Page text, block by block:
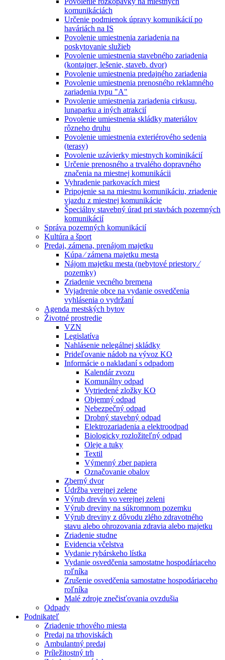
komunikáciách
Určenie podmienok úpravy komunikácií po
haváriách na IS
Povolenie umiestnenia zariadenia na
poskytovanie služieb
Povolenie umiestnenia stavebného zariadenia
(kontajner, lešenie, staveb. dvor)
Povolenie umiestnenia predajného zariadenia
Povolenie umiestnenia prenosného reklamného
zariadenia typu "A"
Povolenie umiestnenia zariadenia cirkusu,
lunaparku a iných atrakcií
Povolenie umiestnenia skládky materiálov
rôzneho druhu
Povolenie umiestnenia exteriérového sedenia
(terasy)
Povolenie uzávierky miestnych kominikácií
Určenie prenosného a trvalého dopravného
značenia na miestnej komunikácii
Vyhradenie parkovacích miest
Pripojenie sa na miestnu komunikáciu, zriadenie
vjazdu z miestnej komunikácie
Špeciálny stavebný úrad pri stavbách pozemných
komunikácií
Správa pozemných komunikácií
Kultúra a šport
Predaj, zámena, prenájom majetku
Kúpa ⁄ zámena majetku mesta
Nájom majetku mesta (nebytové priestory ⁄
pozemky)
Zriadenie vecného bremena
Vyjadrenie obce na vydanie osvedčenia
vyhlásenia o vydržaní
Agenda mestských bytov
Životné prostredie
VZN
Legislatíva
Nahlásenie nelegálnej skládky
Prideľovanie nádob na vývoz KO
Informácie o nakladaní s odpadom
Kalendár zvozu
Komunálny odpad
Vytriedené zložky KO
Objemný odpad
Nebezpečný odpad
Drobný stavebný odpad
Elektrozariadenia a elektroodpad
Biologicky rozložiteľný odpad
Oleje a tuky
Textil
Výmenný zber papiera
Označovanie obalov
Zberný dvor
Údržba verejnej zelene
Výrub drevín vo verejnej zeleni
Výrub dreviny na súkromnom pozemku
Výrub dreviny z dôvodu zlého zdravotného
stavu alebo ohrozovania zdravia alebo majetku
Zriadenie studne
Evidencia včelstva
Vydanie rybárskeho lístka
Vydanie osvedčenia samostatne hospodáriaceho
roľníka
Zrušenie osvedčenia samostatne hospodáriaceho
roľníka
Malé zdroje znečisťovania ovzdušia
Odpady
Podnikateľ
Zriadenie trhového miesta
Predaj na trhoviskách
Ambulantný predaj
Príležitostný trh